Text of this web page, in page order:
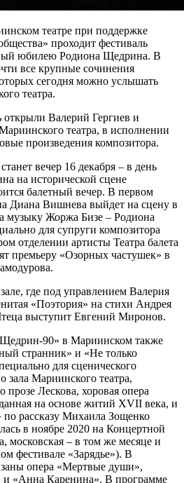
театре при поддержке
проходит фестиваль
юбилею Родиона Щедрина. В
все крупные сочинения
сегодня можно услышать
театра.
открыли Валерий Гергиев и
театра, в исполнении
произведения композитора.
вечер 16 декабря – в день
на исторической сцене
балетный вечер. В первом
Диана Вишнева выйдет на сцену в
музыку Жоржа Бизе – Родиона
для супруги композитора
отделении артисты Театра балета
премьеру «Озорных частушек» в
где под управлением Валерия
«Поэтория» на стихи Андрея
выступит Евгений Миронов.
90» в Мариинском также
странник» и «Не только
для сценического
зала Мариинского театра,
прозе Лескова, хоровая опера
на основе житий XVII века, и
рассказу Михаила Зощенко
в ноябре 2020 на Концертной
московская – в том же месяце и
фестивале «Зарядье»). В
опера «Мертвые души»,
и «Анна Каренина». В программе